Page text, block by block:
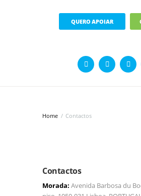
QUERO APOIAR
Home Contactos
Contactos
Morada: Avenida Barbosa du